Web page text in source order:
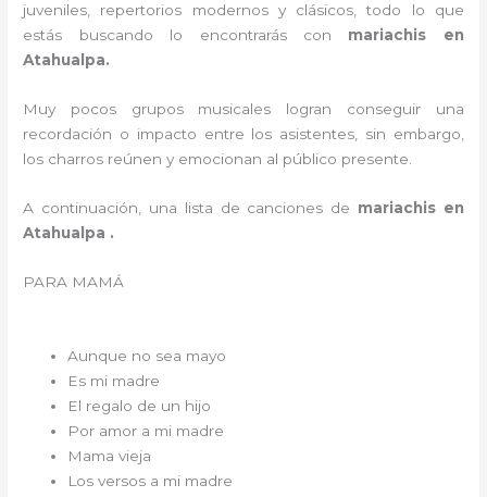
juveniles, repertorios modernos y clásicos, todo lo que
estás buscando lo encontrarás con mariachis en
Atahualpa.
Muy pocos grupos musicales logran conseguir una
recordación o impacto entre los asistentes, sin embargo,
los charros reúnen y emocionan al público presente.
A continuación, una lista de canciones de mariachis en
Atahualpa .
PARA MAMÁ
Aunque no sea mayo
Es mi madre
El regalo de un hijo
Por amor a mi madre
Mama vieja
Los versos a mi madre